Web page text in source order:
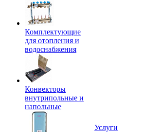
Комплектующие
для отопления и
водоснабжения
Конвекторы
внутрипольные и
напольные
Услуги